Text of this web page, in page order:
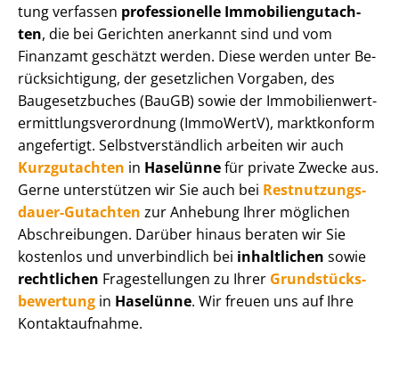
tung verfassen professionelle Im­mo­bi­li­en­gut­ach­
ten, die bei Gerichten anerkannt sind und vom
Finanzamt geschätzt werden. Diese werden unter Be­
rück­sich­ti­gung, der gesetzlichen Vorgaben, des
Baugesetzbuches (BauGB) sowie der Im­mo­bi­li­en­wert­
ermitt­lungs­ver­ord­nung (ImmoWertV), marktkonform
angefertigt. Selbst­ver­ständ­lich arbeiten wir auch
Kurzgutachten in Haselünnefür private Zwecke aus.
Gerne unterstützen wir Sie auch bei Rest­nut­zungs­
dau­er-Gutachten zur Anhebung Ihrer möglichen
Abschreibungen. Darüber hinaus beraten wir Sie
kostenlos und unverbindlich bei inhaltlichen sowie
rechtlichen Fragestellungen zu Ihrer Grund­stücks­
be­wer­tung in Haselünne. Wir freuen uns auf Ihre
Kontaktaufnahme.